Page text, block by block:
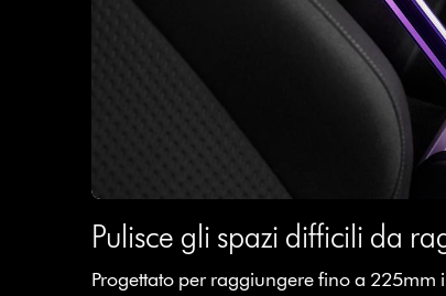
Pulisce gli spazi difficili da
Progettato per raggiungere fino a 225mm